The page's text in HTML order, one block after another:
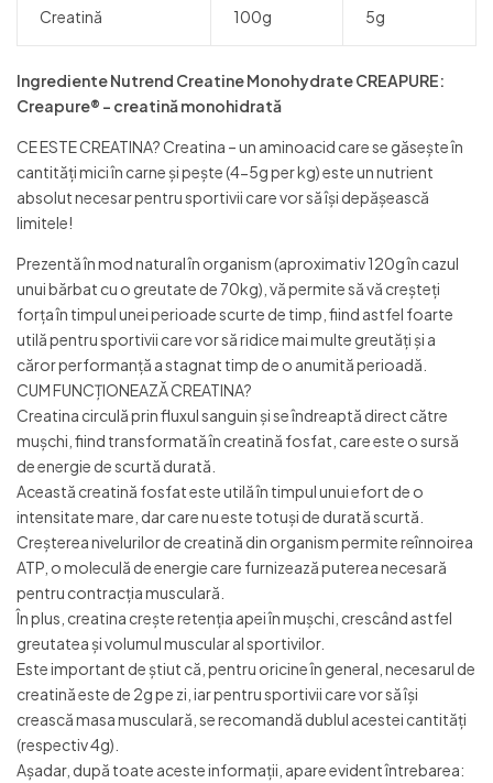
Creatină 100g 5g
Ingrediente Nutrend Creatine Monohydrate CREAPURE:
Creapure® – creatină monohidrată
CE ESTE CREATINA? Creatina – un aminoacid care se găsește în
cantități mici în carne și pește (4-5g per kg) este un nutrient
absolut necesar pentru sportivii care vor să își depășească
limitele!
Prezentă în mod natural în organism (aproximativ 120g în cazul
unui bărbat cu o greutate de 70kg), vă permite să vă creșteți
forța în timpul unei perioade scurte de timp, fiind astfel foarte
utilă pentru sportivii care vor să ridice mai multe greutăți și a
căror performanță a stagnat timp de o anumită perioadă.
CUM FUNCȚIONEAZĂ CREATINA?
Creatina circulă prin fluxul sanguin și se îndreaptă direct către
mușchi, fiind transformată în creatină fosfat, care este o sursă
de energie de scurtă durată.
Această creatină fosfat este utilă în timpul unui efort de o
intensitate mare, dar care nu este totuși de durată scurtă.
Creșterea nivelurilor de creatină din organism permite reînnoirea
ATP, o moleculă de energie care furnizează puterea necesară
pentru contracția musculară.
În plus, creatina crește retenția apei în mușchi, crescând astfel
greutatea și volumul muscular al sportivilor.
Este important de știut că, pentru oricine în general, necesarul de
creatină este de 2g pe zi, iar pentru sportivii care vor să își
crească masa musculară, se recomandă dublul acestei cantități
(respectiv 4g).
Așadar, după toate aceste informații, apare evident întrebarea: